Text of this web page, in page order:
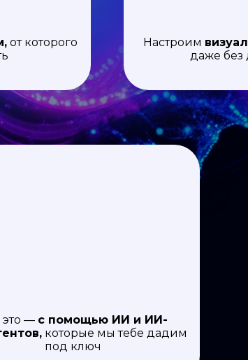
Настроим
даже без
от которого
это — с помощью ИИ и ИИ-
которые мы тебе дадим
под ключ